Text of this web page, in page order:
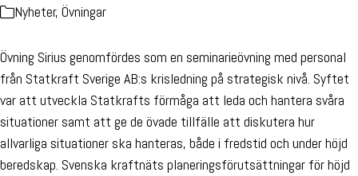
Nyheter, Övningar
Övning Sirius genomfördes som en seminarieövning med personal
från Statkraft Sverige AB:s krisledning på strategisk nivå. Syftet
var att utveckla Statkrafts förmåga att leda och hantera svåra
situationer samt att ge de övade tillfälle att diskutera hur
allvarliga situationer ska hanteras, både i fredstid och under höjd
beredskap. Svenska kraftnäts planeringsförutsättningar för höjd